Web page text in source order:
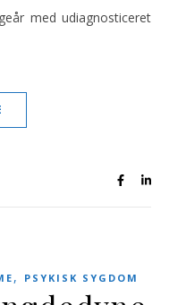
med udiagnosticeret
, PSYKISK SYGDOM